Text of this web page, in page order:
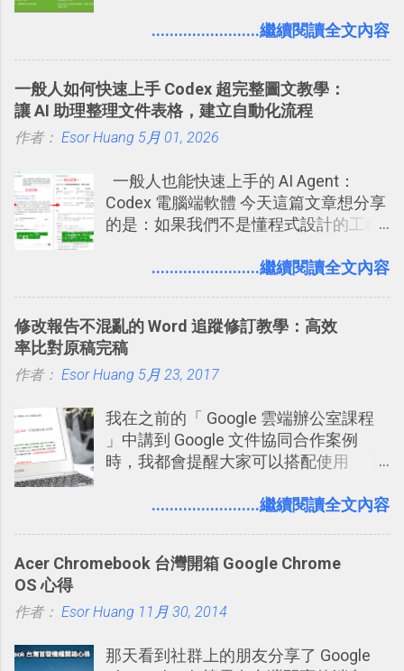
卡片不再落落長？專案管理的5個關鍵
子彈筆記？我的 Trello GTD 方法範例看
板分享
鴉牆上，從而禁止可能的祕密被你其他
介紹文章： 把不同筆記中的待辦清單統
大綱收合、目錄連結、錨點連結，整理
超長筆記應用案例分享 新功能教學： 會
議記錄不麻煩！我常用兩個 Evernote AI
學： Evernote 新增類似 Google 文件的
「免帳號登入」多人同步編輯功能
........................繼續閱讀全文內容
一般人如何快速上手 Codex 超完整圖文教學：
讓 AI 助理整理文件表格，建立自動化流程
作者： Esor Huang 5月 01, 2026
一般人也能快速上手的 AI Agent：
Codex 電腦端軟體 今天這篇文章想分享
的是：如果我們不是懂程式設計的工程
（ChatGPT） 的 Codex 工具？ 如何用
打造一個更自動化的電腦工作流程。
........................繼續閱讀全文內容
修改報告不混亂的 Word 追蹤修訂教學：高效
率比對原稿完稿
作者： Esor Huang 5月 23, 2017
我在之前的「 Google 雲端辦公室課程
」中講到 Google 文件協同合作案例
時，我都會提醒大家可以搭配使用
多人編輯同一份報告、文章時更加條理
Word 上優秀的文書編輯老傳統：「
Docs！論文改稿必備 」。 但是我也發
理的朋友，不一定有發現裡面藏了一個
........................繼續閱讀全文內容
Acer Chromebook 台灣開箱 Google Chrome
OS 心得
作者： Esor Huang 11月 30, 2014
那天看到社群上的朋友分享了 Google